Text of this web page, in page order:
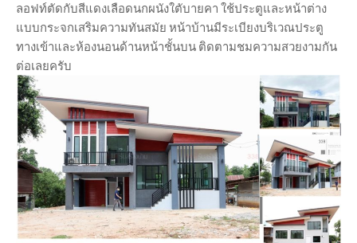
ลอฟท์ตัดกับสีแดงเลือดนกผนังใตับายคา ใช้ประตูและหน้าต่าง
แบบกระจกเสริมความทันสมัย หน้าบ้านมีระเบียงบริเวณประตู
ทางเข้าและห้องนอนด้านหน้าชั้นบน ติดตามชมความสวยงามกัน
ต่อเลยครับ